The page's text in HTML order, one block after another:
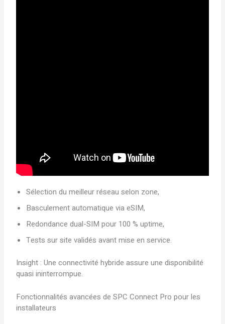
Sélection du meilleur réseau selon zone,
Basculement automatique via eSIM,
Redondance dual-SIM pour 100 % uptime,
Tests sur site validés avant mise en service.
Insight : Une connectivité hybride assure une disponibilité
quasi ininterrompue.
Fonctionnalités avancées de SPC Connect Pro pour les
installateurs